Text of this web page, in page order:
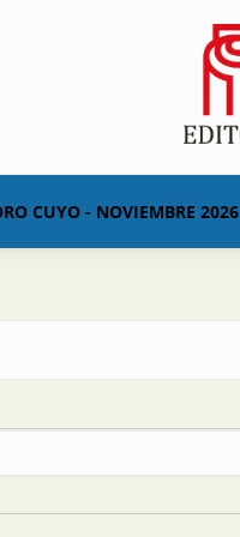
CUYO - NOVIEMBRE 2026